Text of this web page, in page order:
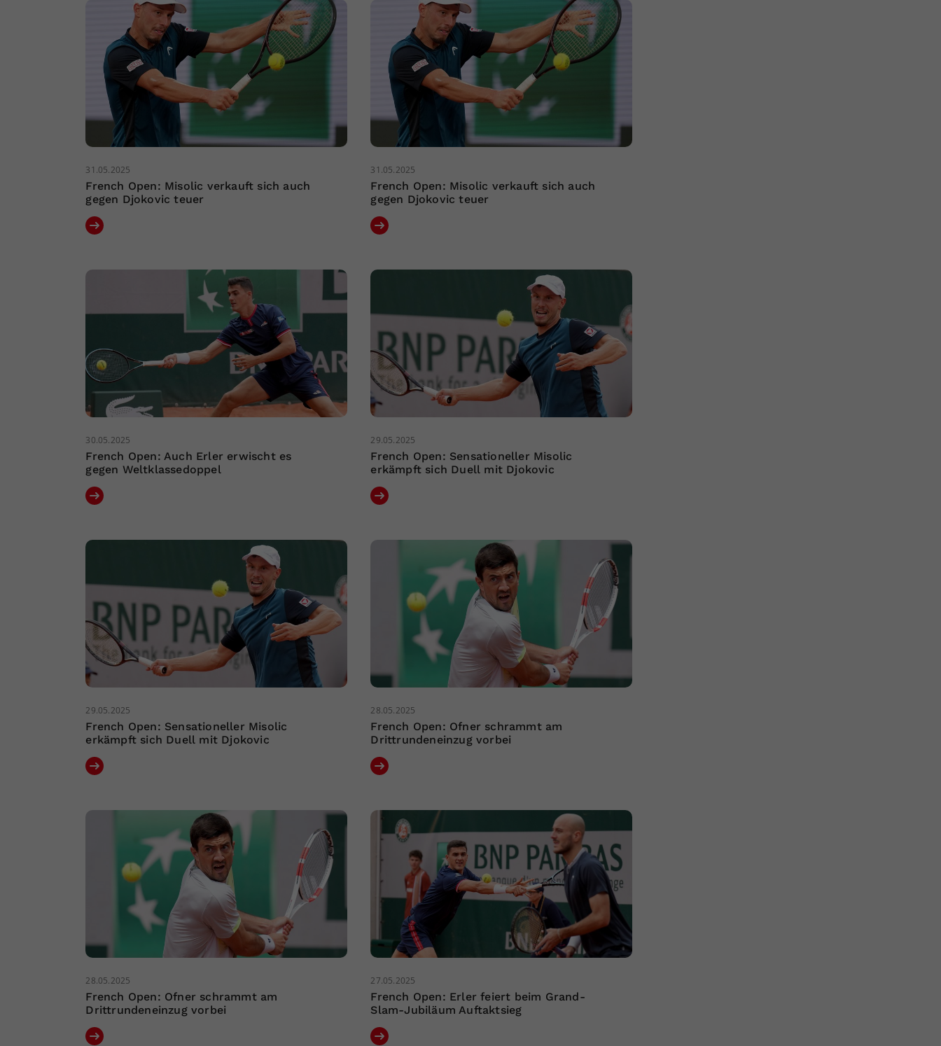
31.05.2025
French Open: Misolic verkauft sich auch
gegen Djokovic teuer
31.05.2025
French Open: Misolic verkauft sich auch
gegen Djokovic teuer
30.05.2025
French Open: Auch Erler erwischt es
gegen Weltklassedoppel
29.05.2025
French Open: Sensationeller Misolic
erkämpft sich Duell mit Djokovic
29.05.2025
French Open: Sensationeller Misolic
erkämpft sich Duell mit Djokovic
28.05.2025
French Open: Ofner schrammt am
Drittrundeneinzug vorbei
28.05.2025
French Open: Ofner schrammt am
Drittrundeneinzug vorbei
27.05.2025
French Open: Erler feiert beim Grand-
Slam-Jubiläum Auftaktsieg